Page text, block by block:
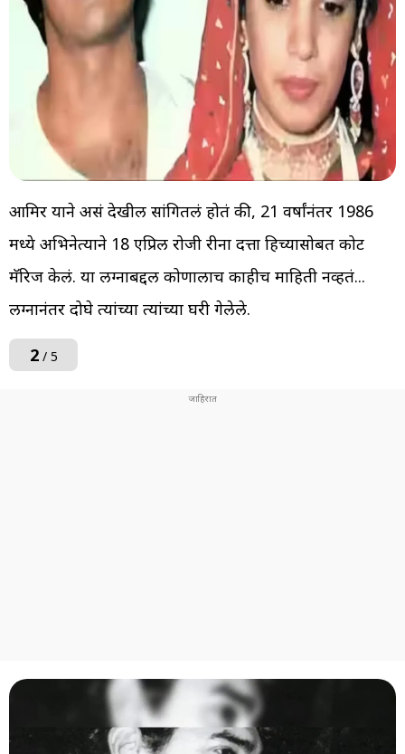
आमिर याने असं देखील सांगितलं होतं की, 21 वर्षांनंतर 1986
मध्ये अभिनेत्याने 18 एप्रिल रोजी रीना दत्ता हिच्यासोबत कोर्ट
मॅरिज केलं. या लग्नाबद्दल कोणालाच काहीच माहिती नव्हतं...
लग्नानंतर दोघे त्यांच्या त्यांच्या घरी गेलेले.
2/ 5